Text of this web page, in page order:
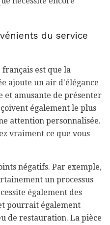
du service
est que la
ajoute un air d'élégance
et amusante de présenter
également le plus
attention personnalisée.
vraiment ce que vous
négatifs. Par exemple,
un processus
également des
pourrait également
de restauration. La pièce